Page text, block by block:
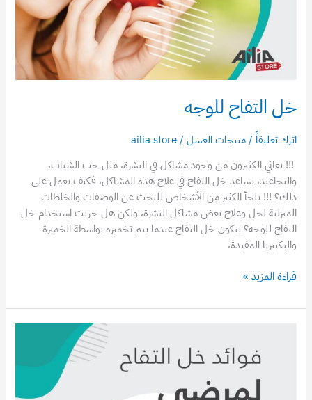
خل التفاح للوجه
اترك تعليقاً /منتجات العسل /
ailia store
!!! يعاني الكثيرون من وجود مشاكل في البشرة، مثل حب الشباب،
والتجاعيد، يساعد خل التفاح في علاج هذه المشاكل، فكيف يعمل على
ذلك؟ !!! يلجأ الكثير من الأشخاص للبحث عن الوصفات والخلطات
المنزلية لحل وعلاج بعض مشاكل البشرة، ولكن هل جربت استخدام خل
التفاح للوجه؟ يتكون خل التفاح عندما يتم تخميره بواسطة الخميرة
والبكتيريا المفيدة،
قراءة المزيد »